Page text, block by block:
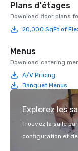
Plans d'étages
Download floor plans
20,000 SqFt of
Menus
Download catering
A/V Pricing
Banquet Menus
Explorez les
Trouvez la salle
configuration et